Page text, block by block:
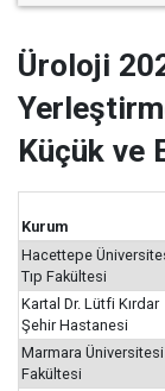
Üroloji
Küçük ve
Kurum
Hacettepe
Tıp Fakültesi
Kartal Dr. Lütfi Kırdar
Şehir Hastanesi
Marmara Üniversitesi
Fakültesi